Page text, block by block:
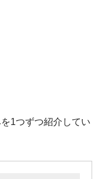
1つずつ紹介してい